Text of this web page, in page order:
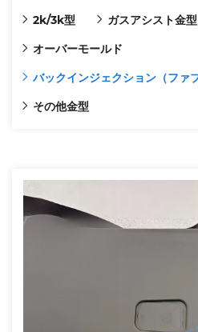
2k/3k型
ガスアシスト金型
オーバーモールド
バックインジェクション（ファ
その他金型